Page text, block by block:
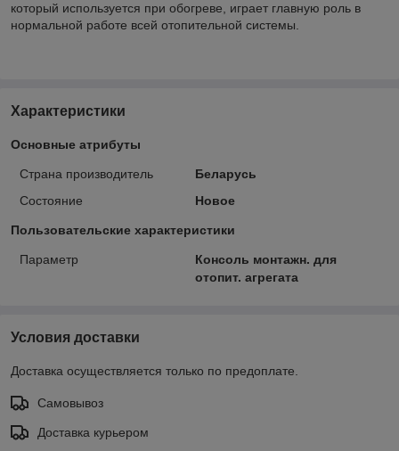
который используется при обогреве, играет главную роль в
нормальной работе всей отопительной системы.
Характеристики
Основные атрибуты
Страна производитель
Беларусь
Состояние
Новое
Пользовательские характеристики
Параметр
Консоль монтажн. для
отопит. агрегата
Условия доставки
Доставка осуществляется только по предоплате.
Самовывоз
Доставка курьером